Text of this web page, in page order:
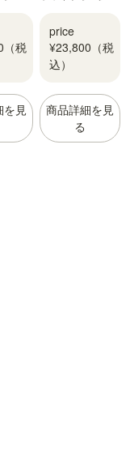
本
タナ
（税
を見
全棚可動 本棚 シ
ェルフ タナリオ
TNL-19887WH
price
¥23,800（税
込）
商品詳細を見
る